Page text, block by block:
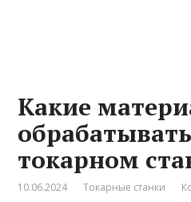
Какие
токарном
10.06.2024 Токарные станки